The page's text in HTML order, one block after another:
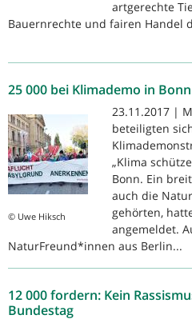
artgerechte
Bauernrechte und fairen Handel
25 000 bei Klimademo in Bonn
© Uwe Hiksch
23.11.2017 |
beteiligten
„Klima
Bonn. Ein
auch die
gehörten,
angemeldet.
NaturFreund*innen aus Berlin...
12 000 fordern: Kein
Bundestag